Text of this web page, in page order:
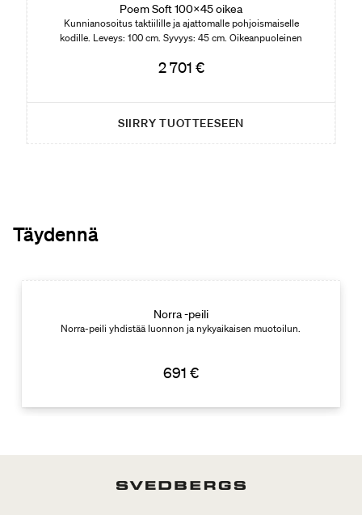
Poem Soft 100x45 oikea
Kunnianosoitus taktiilille ja ajattomalle pohjoismaiselle
kodille. Leveys: 100 cm. Syvyys: 45 cm. Oikeanpuoleinen
2 701 €
SIIRRY TUOTTEESEEN
Täydennä
Norra -peili
Norra-peili yhdistää luonnon ja nykyaikaisen muotoilun.
691 €